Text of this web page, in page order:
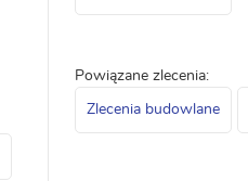
Powiązane zlecenia:
Zlecenia budowlane